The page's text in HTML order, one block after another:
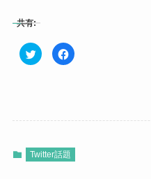
共有:
ク
リ
i
r
で
F
a
で
る
に
Twitter話題